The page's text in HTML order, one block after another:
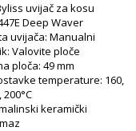
uvijač za kosu
Deep Waver
uvijača: Manualni
Valovite ploče
ploča: 49 mm
temperature: 160,
200°C
keramički